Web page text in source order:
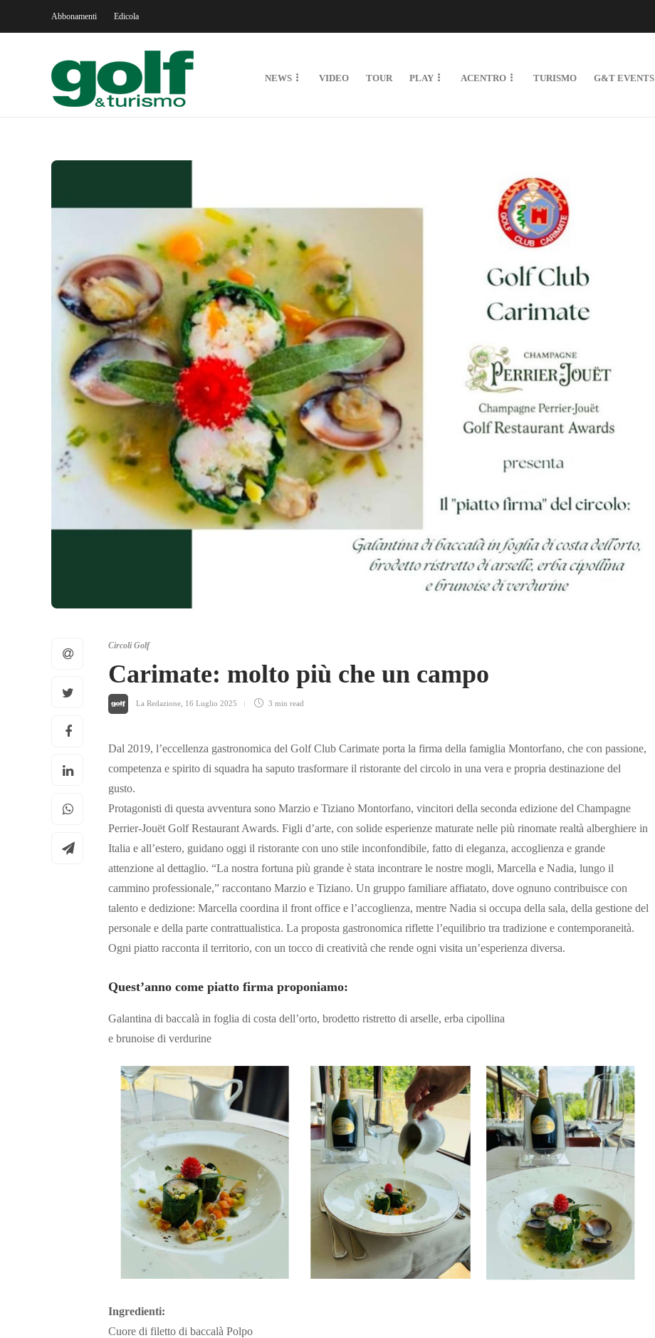
Abbonamenti Edicola
NEWS VIDEO TOUR PLAY ACENTRO TURISMO G&T EVENTS
Circoli Golf
Carimate: molto più che un campo
La Redazione 16 Luglio 2025 3 min read
Dal 2019, l’eccellenza gastronomica del Golf Club Carimate porta la firma della famiglia Montorfano, che con passione,
competenza e spirito di squadra ha saputo trasformare il ristorante del circolo in una vera e propria destinazione del
gusto.
Protagonisti di questa avventura sono Marzio e Tiziano Montorfano, vincitori della seconda edizione del Champagne
Perrier-Jouët Golf Restaurant Awards. Figli d’arte, con solide esperienze maturate nelle più rinomate realtà alberghiere in
Italia e all’estero, guidano oggi il ristorante con uno stile inconfondibile, fatto di eleganza, accoglienza e grande
attenzione al dettaglio. “La nostra fortuna più grande è stata incontrare le nostre mogli, Marcella e Nadia, lungo il
cammino professionale,” raccontano Marzio e Tiziano. Un gruppo familiare affiatato, dove ognuno contribuisce con
talento e dedizione: Marcella coordina il front office e l’accoglienza, mentre Nadia si occupa della sala, della gestione del
personale e della parte contrattualistica. La proposta gastronomica riflette l’equilibrio tra tradizione e contemporaneità.
Ogni piatto racconta il territorio, con un tocco di creatività che rende ogni visita un’esperienza diversa.
Quest’anno come piatto firma proponiamo:
Galantina di baccalà in foglia di costa dell’orto, brodetto ristretto di arselle, erba cipollina
e brunoise di verdurine
Ingredienti:
Cuore di filetto di baccalà Polpo